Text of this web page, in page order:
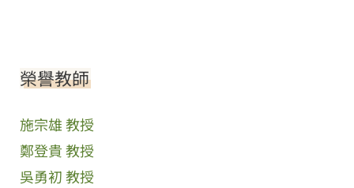
榮譽教師
施宗雄 教授
鄭登貴 教授
吳勇初 教授